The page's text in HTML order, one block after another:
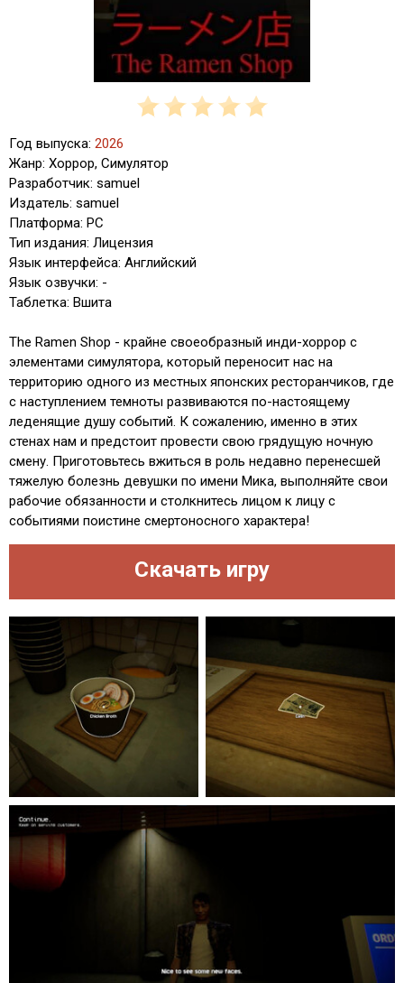
Год выпуска: 2026
Жанр: Хоррор, Симулятор
Разработчик: samuel
Издатель: samuel
Платформа: PC
Тип издания: Лицензия
Язык интерфейса: Английский
Язык озвучки: -
Таблетка: Вшита
The Ramen Shop - крайне своеобразный инди-хоррор с
элементами симулятора, который переносит нас на
территорию одного из местных японских ресторанчиков, где
с наступлением темноты развиваются по-настоящему
леденящие душу событий. К сожалению, именно в этих
стенах нам и предстоит провести свою грядущую ночную
смену. Приготовьтесь вжиться в роль недавно перенесшей
тяжелую болезнь девушки по имени Мика, выполняйте свои
рабочие обязанности и столкнитесь лицом к лицу с
событиями поистине смертоносного характера!
Скачать игру